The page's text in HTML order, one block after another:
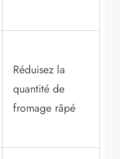
Réduisez la
quantité de
fromage râpé